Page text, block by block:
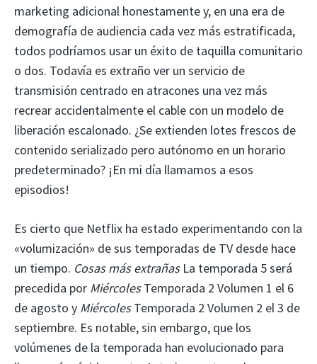
marketing adicional honestamente y, en una era de
demografía de audiencia cada vez más estratificada,
todos podríamos usar un éxito de taquilla comunitario
o dos. Todavía es extraño ver un servicio de
transmisión centrado en atracones una vez más
recrear accidentalmente el cable con un modelo de
liberación escalonado. ¿Se extienden lotes frescos de
contenido serializado pero autónomo en un horario
predeterminado? ¡En mi día llamamos a esos
episodios!
Es cierto que Netflix ha estado experimentando con la
«volumización» de sus temporadas de TV desde hace
un tiempo. Cosas más extrañasLa temporada 5 será
precedida por MiércolesTemporada 2 Volumen 1 el 6
de agosto y MiércolesTemporada 2 Volumen 2 el 3 de
septiembre. Es notable, sin embargo, que los
volúmenes de la temporada han evolucionado para